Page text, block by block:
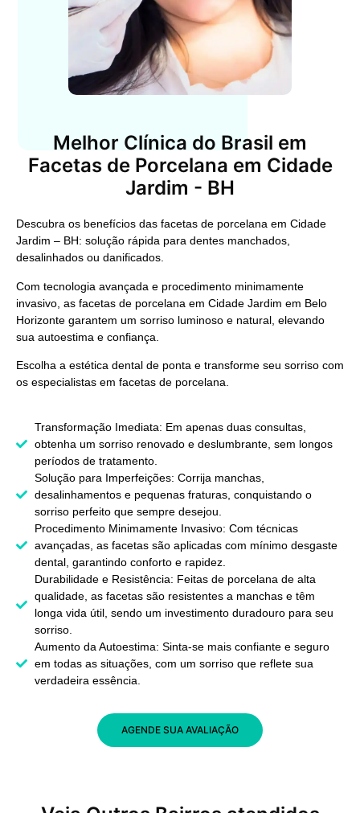
Melhor Clínica do Brasil em
Facetas de Porcelana em Cidade
Jardim - BH
Descubra os benefícios das facetas de porcelana em Cidade
Jardim – BH: solução rápida para dentes manchados,
desalinhados ou danificados.
Com tecnologia avançada e procedimento minimamente
invasivo, as facetas de porcelana em Cidade Jardim em Belo
Horizonte garantem um sorriso luminoso e natural, elevando
sua autoestima e confiança.
Escolha a estética dental de ponta e transforme seu sorriso com
os especialistas em facetas de porcelana.
Transformação Imediata: Em apenas duas consultas,
obtenha um sorriso renovado e deslumbrante, sem longos
períodos de tratamento.
Solução para Imperfeições: Corrija manchas,
desalinhamentos e pequenas fraturas, conquistando o
sorriso perfeito que sempre desejou.
Procedimento Minimamente Invasivo: Com técnicas
avançadas, as facetas são aplicadas com mínimo desgaste
dental, garantindo conforto e rapidez.
Durabilidade e Resistência: Feitas de porcelana de alta
qualidade, as facetas são resistentes a manchas e têm
longa vida útil, sendo um investimento duradouro para seu
sorriso.
Aumento da Autoestima: Sinta-se mais confiante e seguro
em todas as situações, com um sorriso que reflete sua
verdadeira essência.
AGENDE SUA AVALIAÇÃO